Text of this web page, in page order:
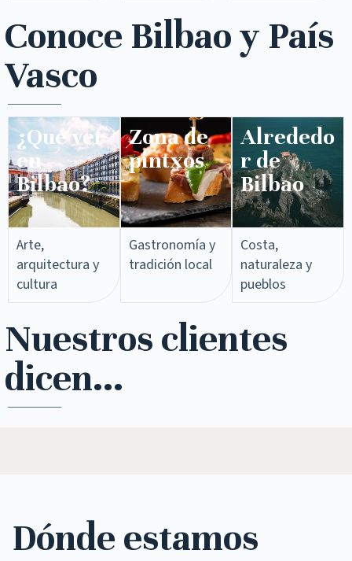
Conoce Bilbao y País
Vasco
¿Qué ver
en
Bilbao?
Arte,
arquitectura y
cultura
Zona de
pintxos​
Gastronomía y
tradición local
Alrededo
r de
Bilbao
Costa,
naturaleza y
pueblos
Nuestros clientes
dicen...
Dónde estamos